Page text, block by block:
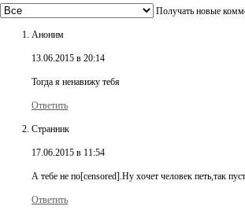
Получать новые
Аноним
13.06.2015 в 20:14
Тогда я ненавижу тебя
Ответить
Странник
17.06.2015 в 11:54
А тебе не по[censored].Ну хочет человек петь,так
Ответить